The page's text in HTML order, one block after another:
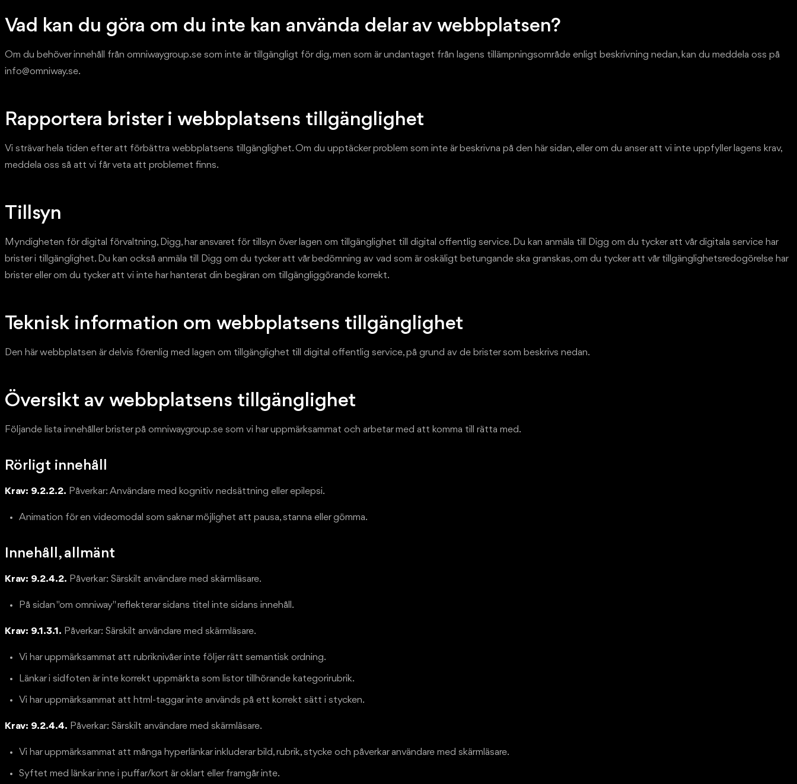
Vad kan du göra om du inte kan använda delar av webbplatsen?
Om du behöver innehåll från omniwaygroup.se som inte är tillgängligt för dig, men som är undantaget från lagens tillämpningsområde enligt beskrivning nedan, kan du meddela oss på
info@omniway.se.
Rapportera brister i webbplatsens tillgänglighet
Vi strävar hela tiden efter att förbättra webbplatsens tillgänglighet. Om du upptäcker problem som inte är beskrivna på den här sidan, eller om du anser att vi inte uppfyller lagens krav,
meddela oss så att vi får veta att problemet finns.
Tillsyn
Myndigheten för digital förvaltning, Digg, har ansvaret för tillsyn över lagen om tillgänglighet till digital offentlig service. Du kan anmäla till Digg om du tycker att vår digitala service har
brister i tillgänglighet. Du kan också anmäla till Digg om du tycker att vår bedömning av vad som är oskäligt betungande ska granskas, om du tycker att vår tillgänglighetsredogörelse har
brister eller om du tycker att vi inte har hanterat din begäran om tillgängliggörande korrekt.
Teknisk information om webbplatsens tillgänglighet
Den här webbplatsen är delvis förenlig med lagen om tillgänglighet till digital offentlig service, på grund av de brister som beskrivs nedan.
Översikt av webbplatsens tillgänglighet
Följande lista innehåller brister på omniwaygroup.se som vi har uppmärksammat och arbetar med att komma till rätta med.
Rörligt innehåll
Krav: 9.2.2.2. Påverkar: Användare med kognitiv nedsättning eller epilepsi.
Animation för en videomodal som saknar möjlighet att pausa, stanna eller gömma.
Innehåll, allmänt
Krav: 9.2.4.2. Påverkar: Särskilt användare med skärmläsare.
På sidan "om omniway" reflekterar sidans titel inte sidans innehåll.
Krav: 9.1.3.1. Påverkar: Särskilt användare med skärmläsare.
Vi har uppmärksammat att rubriknivåer inte följer rätt semantisk ordning.
Länkar i sidfoten är inte korrekt uppmärkta som listor tillhörande kategorirubrik.
Vi har uppmärksammat att html-taggar inte används på ett korrekt sätt i stycken.
Krav: 9.2.4.4. Påverkar: Särskilt användare med skärmläsare.
Vi har uppmärksammat att många hyperlänkar inkluderar bild, rubrik, stycke och påverkar användare med skärmläsare.
Syftet med länkar inne i puffar/kort är oklart eller framgår inte.